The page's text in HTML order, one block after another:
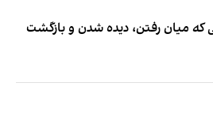
که میان رفتن، دیده شدن و بازگشت